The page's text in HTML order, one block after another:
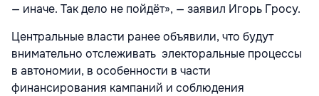
— иначе. Так дело не пойдёт», — заявил Игорь Гросу.
Центральные власти ранее объявили, что будут
внимательно отслеживать электоральные процессы
в автономии, в особенности в части
финансирования кампаний и соблюдения